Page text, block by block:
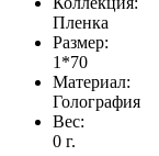
Пленка
Размер:
1*70
Материал:
Голография
Вес:
0 г.